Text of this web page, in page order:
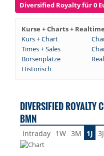
Diversified Royalty für 0
Kurse + Charts + Realtime
Kurs + Chart
Times + Sales
Börsenplätze
Historisch
DIVERSIFIED ROYALTY
BMN
Intraday 1W 3M 1J 3J